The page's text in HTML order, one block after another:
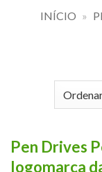
INÍCIO »
Pen Drives
logomarca